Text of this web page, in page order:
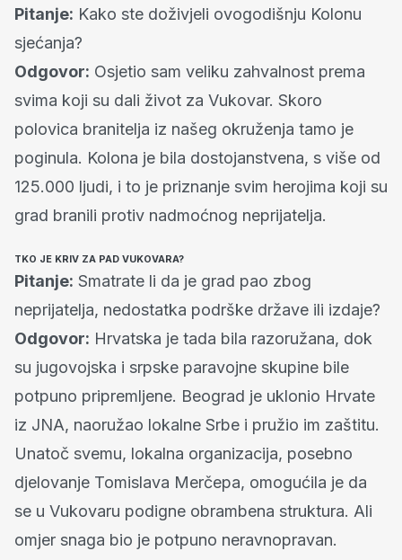
Pitanje: Kako ste doživjeli ovogodišnju Kolonu
sjećanja?
Odgovor: Osjetio sam veliku zahvalnost prema
svima koji su dali život za Vukovar. Skoro
polovica branitelja iz našeg okruženja tamo je
poginula. Kolona je bila dostojanstvena, s više od
125.000 ljudi, i to je priznanje svim herojima koji su
grad branili protiv nadmoćnog neprijatelja.
TKO JE KRIV ZA PAD VUKOVARA?
Pitanje: Smatrate li da je grad pao zbog
neprijatelja, nedostatka podrške države ili izdaje?
Odgovor: Hrvatska je tada bila razoružana, dok
su jugovojska i srpske paravojne skupine bile
potpuno pripremljene. Beograd je uklonio Hrvate
iz JNA, naoružao lokalne Srbe i pružio im zaštitu.
Unatoč svemu, lokalna organizacija, posebno
djelovanje Tomislava Merčepa, omogućila je da
se u Vukovaru podigne obrambena struktura. Ali
omjer snaga bio je potpuno neravnopravan.